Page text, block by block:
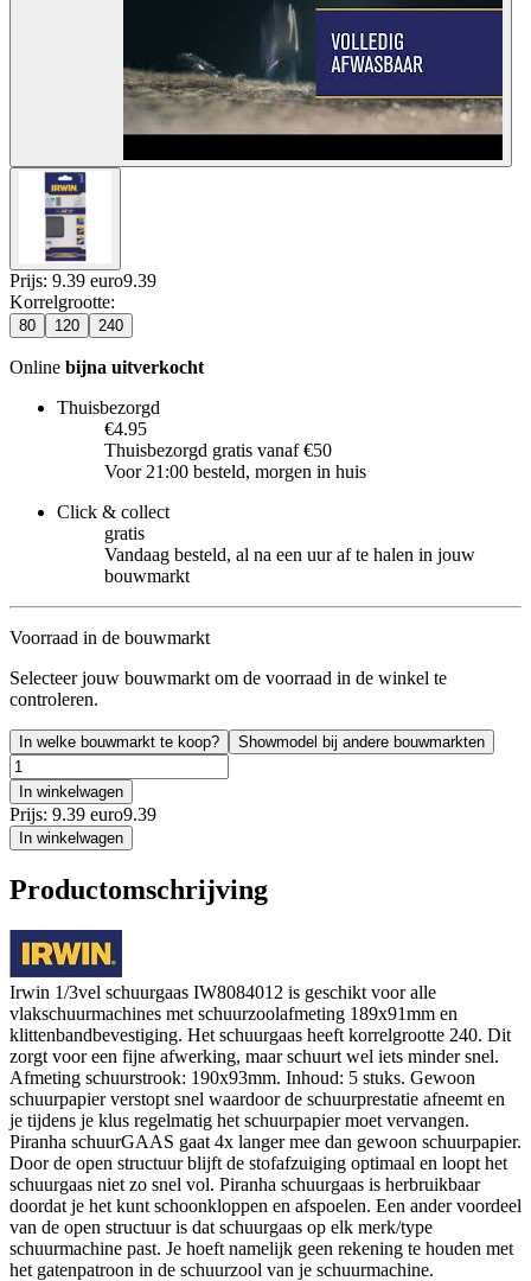
Prijs: 9.39 euro9.39
Korrelgrootte:
80 120 240
Online bijna uitverkocht
Thuisbezorgd
€4.95
Thuisbezorgd gratis vanaf €50
Voor 21:00 besteld, morgen in huis
Click & collect
gratis
Vandaag besteld, al na een uur af te halen in jouw
bouwmarkt
Voorraad in de bouwmarkt
Selecteer jouw bouwmarkt om de voorraad in de winkel te
controleren.
In welke bouwmarkt te koop? Showmodel bij andere bouwmarkten
In winkelwagen
Prijs: 9.39 euro9.39
In winkelwagen
Productomschrijving
Irwin 1/3vel schuurgaas IW8084012 is geschikt voor alle
vlakschuurmachines met schuurzoolafmeting 189x91mm en
klittenbandbevestiging. Het schuurgaas heeft korrelgrootte 240. Dit
zorgt voor een fijne afwerking, maar schuurt wel iets minder snel.
Afmeting schuurstrook: 190x93mm. Inhoud: 5 stuks. Gewoon
schuurpapier verstopt snel waardoor de schuurprestatie afneemt en
je tijdens je klus regelmatig het schuurpapier moet vervangen.
Piranha schuurGAAS gaat 4x langer mee dan gewoon schuurpapier.
Door de open structuur blijft de stofafzuiging optimaal en loopt het
schuurgaas niet zo snel vol. Piranha schuurgaas is herbruikbaar
doordat je het kunt schoonkloppen en afspoelen. Een ander voordeel
van de open structuur is dat schuurgaas op elk merk/type
schuurmachine past. Je hoeft namelijk geen rekening te houden met
het gatenpatroon in de schuurzool van je schuurmachine.